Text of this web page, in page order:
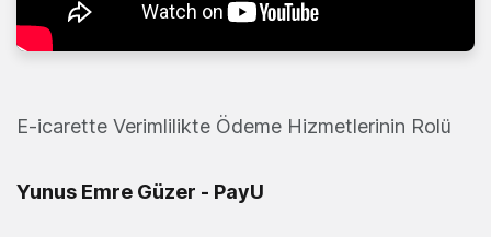
E-icarette Verimlilikte Ödeme Hizmetlerinin Rolü
Yunus Emre Güzer - PayU